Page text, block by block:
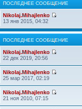
ПОСЛЕДНЕЕ СООБЩЕНИЕ
Nikolaj.Mihajlenko
13 янв 2015, 04:32
ПОСЛЕДНЕЕ СООБЩЕНИЕ
Nikolaj.Mihajlenko
22 дек 2019, 20:56
Nikolaj.Mihajlenko
25 мар 2017, 02:19
Nikolaj.Mihajlenko
21 ноя 2010, 07:15